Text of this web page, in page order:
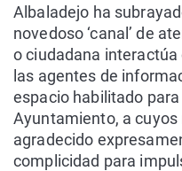
Albaladejo ha
novedoso ‘canal’ de
o ciudadana
las agentes de
espacio habilitado para
Ayuntamiento, a
agradecido
complicidad para